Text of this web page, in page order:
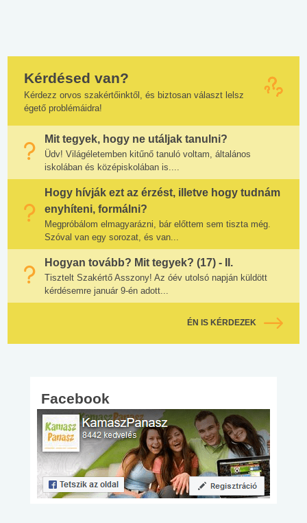
Kérdésed van?
Kérdezz orvos szakértőinktől, és biztosan választ lelsz
égető problémáidra!
Mit tegyek, hogy ne utáljak tanulni?
Üdv! Világéletemben kitűnő tanuló voltam, általános
iskolában és középiskolában is....
Hogy hívják ezt az érzést, illetve hogy tudnám
enyhíteni, formálni?
Megpróbálom elmagyarázni, bár előttem sem tiszta még.
Szóval van egy sorozat, és van...
Hogyan tovább? Mit tegyek? (17) - II.
Tisztelt Szakértő Asszony! Az óév utolsó napján küldött
kérdésemre január 9-én adott...
ÉN IS KÉRDEZEK
Facebook